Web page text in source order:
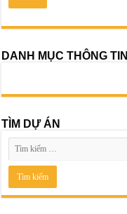
DANH MỤC THÔNG TIN
TÌM DỰ ÁN